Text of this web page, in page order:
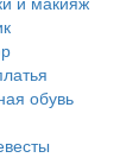
обувь